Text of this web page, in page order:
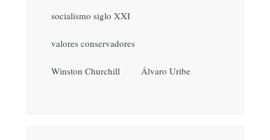
socialismo siglo XXI
valores conservadores
Winston Churchill Álvaro Uribe